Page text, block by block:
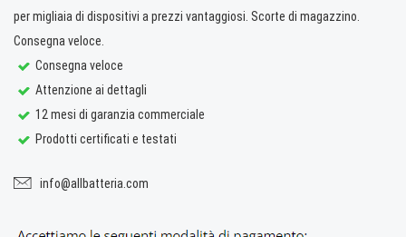
per migliaia di dispositivi a prezzi vantaggiosi. Scorte di magazzino.
Consegna veloce.
Consegna veloce
Attenzione ai dettagli
12 mesi di garanzia commerciale
Prodotti certificati e testati
info@allbatteria.com